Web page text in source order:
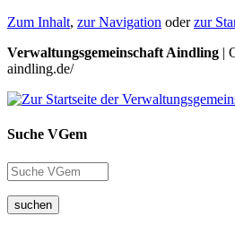
Zum Inhalt, zur Navigation oderzur
Verwaltungsgemeinschaft Aindling |
aindling.de/
Suche VGem
suchen